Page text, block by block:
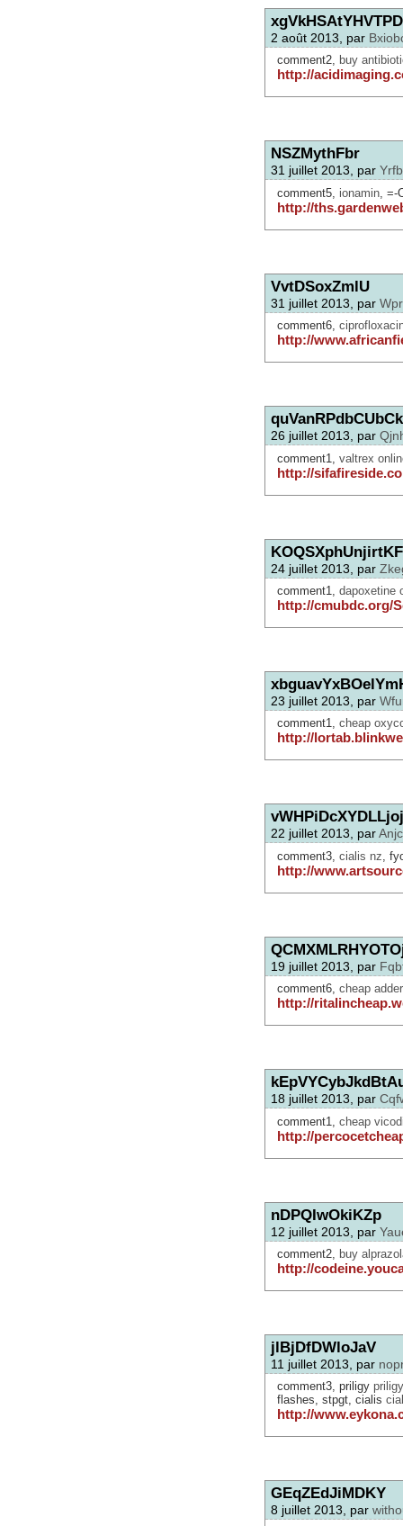
2 août 2013, par
comment2, buy
http://
NSZMythFbr
31 juillet 2013, par
comment5, ionamin, =-
http://
VvtDSoxZmlU
31 juillet 2013, par
comment6,
http://
quVanRPdbCUbCk
26 juillet 2013, par
comment1, valtrex
http://
24 juillet 2013, par
comment1, dapoxetine
http://cmubdc.org/
23 juillet 2013, par
comment1, cheap
http://
22 juillet 2013, par
comment3, cialis nz ,
http://
19 juillet 2013, par
comment6, cheap
http://
18 juillet 2013, par
comment1, cheap
http://
nDPQIwOkiKZp
12 juillet 2013, par
comment2, buy
http://
jlBjDfDWloJaV
11 juillet 2013, par
comment3, priligypriligy
flashes, stpgt, cialis
http://
GEqZEdJiMDKY
8 juillet 2013, par